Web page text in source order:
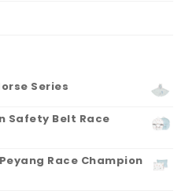
Series
Safety Belt Race
Race Champion